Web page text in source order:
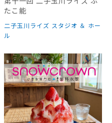
たこ能
二子玉川ライズ スタジオ ＆ ホー
ル